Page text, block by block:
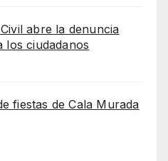
abre la denuncia
los ciudadanos
fiestas de Cala Murada